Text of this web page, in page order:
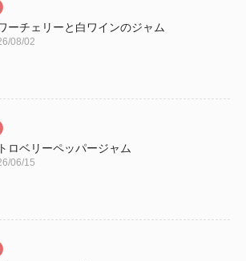
ーチェリーと白ワインのジャム
08/02
ロベリーペッパージャム
06/15